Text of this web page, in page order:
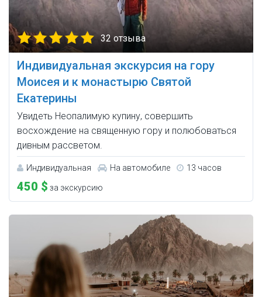
32 отзыва
Индивидуальная экскурсия на гору
Моисея и к монастырю Святой
Екатерины
Увидеть Неопалимую купину, совершить
восхождение на священную гору и полюбоваться
дивным рассветом.
Индивидуальная На автомобиле 13 часов
450 $ за экскурсию